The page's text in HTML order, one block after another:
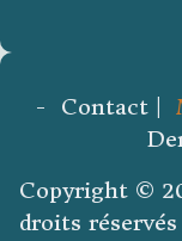
- Contact |
Copyright ©
droits réservés